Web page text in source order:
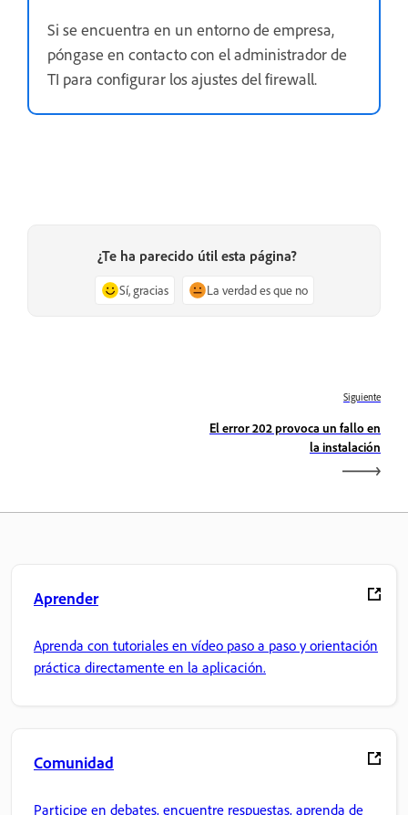
Si se encuentra en un entorno de empresa,
póngase en contacto con el administrador de
TI para configurar los ajustes del firewall.
¿Te ha parecido útil esta página?
Sí, gracias La verdad es que no
Siguiente
El error 202 provoca un fallo en
la instalación
Aprender
Aprenda con tutoriales en vídeo paso a paso y orientación
práctica directamente en la aplicación.
Comunidad
Participe en debates, encuentre respuestas, aprenda de